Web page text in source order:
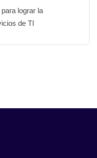
lograr la
de TI